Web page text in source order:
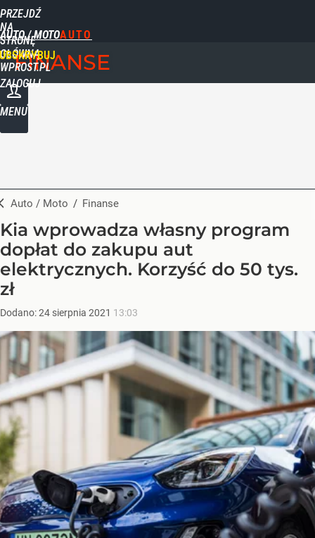
PRZEJDŹ
NA
STRONĘ
GŁÓWNĄ
WPROST.PL
AUTO / MOTO
ZALOGUJ
MENU
FINANSE
Auto / Moto / Finanse
Kia wprowadza własny program
dopłat do zakupu aut
elektrycznych. Korzyść do 50 tys.
zł
Dodano:24 sierpnia 2021 13:03